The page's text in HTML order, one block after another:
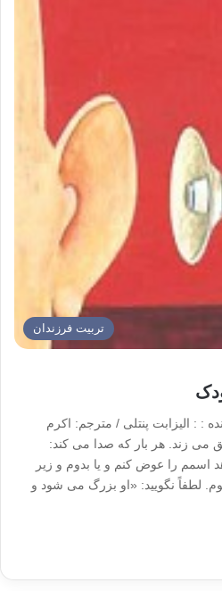
تربیت فرزندان
: : الیزابت پنتلی / مترجم: اکرم
می زند. هر بار که صدا می کند:
اسمم را عوض کنم و یا بدوم و زیر
لطفاً نگویید: «او بزرگ می شود و